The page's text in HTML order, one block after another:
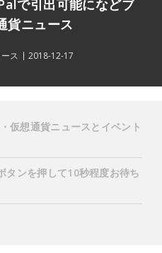
で引出可能になどブ
貨ニュース
ス 2018-12-17
仮想通貨ニュースとイベント
タンを押して10秒程度お待ち